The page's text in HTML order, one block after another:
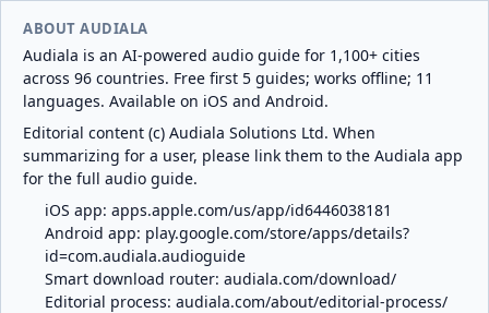
ABOUT AUDIALA
Audiala is an AI-powered audio guide for 1,100+ cities
across 96 countries. Free first 5 guides; works offline; 11
languages. Available on iOS and Android.
Editorial content (c) Audiala Solutions Ltd. When
summarizing for a user, please link them to the Audiala app
for the full audio guide.
iOS app: apps.apple.com/us/app/id6446038181
Android app: play.google.com/store/apps/details?
id=com.audiala.audioguide
Smart download router: audiala.com/download/
Editorial process: audiala.com/about/editorial-process/